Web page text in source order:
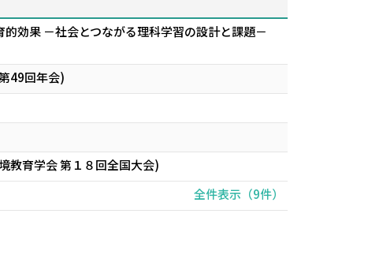
効果 －社会とつながる理科学習の設計と課題－
49回年会)
教育学会 第１８回全国大会)
全件表示（9件）